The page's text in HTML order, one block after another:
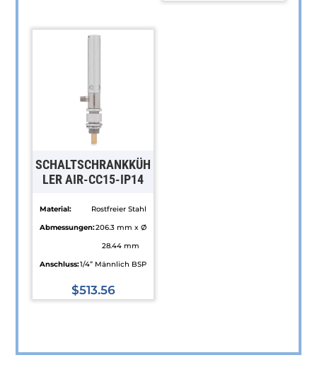
weist
auf.
Die
Optionen
können
der
gewählt
werden
SCHALTSCHRANKKÜH
LER AIR-CC15-IP14
Material:
Rostfreier Stahl
Abmessungen:206.3 mm x Ø
28.44 mm
Anschluss:1/4” Männlich BSP
$513.56